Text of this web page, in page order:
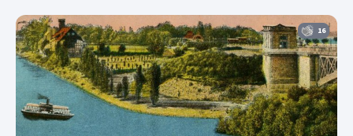
16